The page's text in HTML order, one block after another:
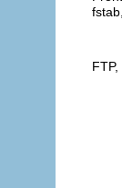
fstab,
FTP,